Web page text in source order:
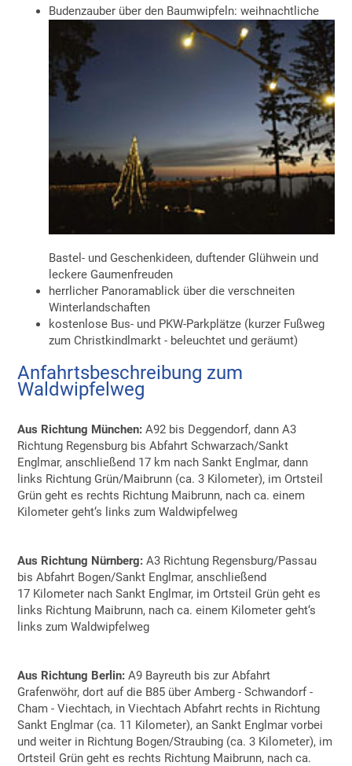
Budenzauber über den Baumwipfeln: weihnachtliche
Bastel- und Geschenkideen, duftender Glühwein und
leckere Gaumenfreuden
herrlicher Panoramablick über die verschneiten
Winterlandschaften
kostenlose Bus- und PKW-Parkplätze (kurzer Fußweg
zum Christkindlmarkt - beleuchtet und geräumt)
Anfahrtsbeschreibung zum
Waldwipfelweg
Aus Richtung München: A92 bis Deggendorf, dann A3
Richtung Regensburg bis Abfahrt Schwarzach/Sankt
Englmar, anschließend 17 km nach Sankt Englmar, dann
links Richtung Grün/Maibrunn (ca. 3 Kilometer), im Ortsteil
Grün geht es rechts Richtung Maibrunn, nach ca. einem
Kilometer geht‘s links zum Waldwipfelweg
Aus Richtung Nürnberg: A3 Richtung Regensburg/Passau
bis Abfahrt Bogen/Sankt Englmar, anschließend
17 Kilometer nach Sankt Englmar, im Ortsteil Grün geht es
links Richtung Maibrunn, nach ca. einem Kilometer geht‘s
links zum Waldwipfelweg
Aus Richtung Berlin: A9 Bayreuth bis zur Abfahrt
Grafenwöhr, dort auf die B85 über Amberg - Schwandorf -
Cham - Viechtach, in Viechtach Abfahrt rechts in Richtung
Sankt Englmar (ca. 11 Kilometer), an Sankt Englmar vorbei
und weiter in Richtung Bogen/Straubing (ca. 3 Kilometer), im
Ortsteil Grün geht es rechts Richtung Maibrunn, nach ca.